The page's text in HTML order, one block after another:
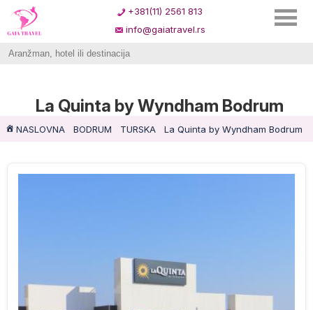
+381(11) 2561 813
info@gaiatravel.rs
La Quinta by Wyndham Bodrum
NASLOVNA BODRUM TURSKA La Quinta by Wyndham Bodrum